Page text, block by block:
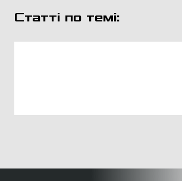
Статті по темі: